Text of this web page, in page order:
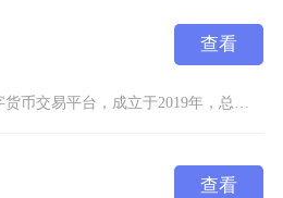
查看
查看